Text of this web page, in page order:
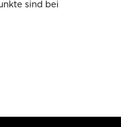
sind bei